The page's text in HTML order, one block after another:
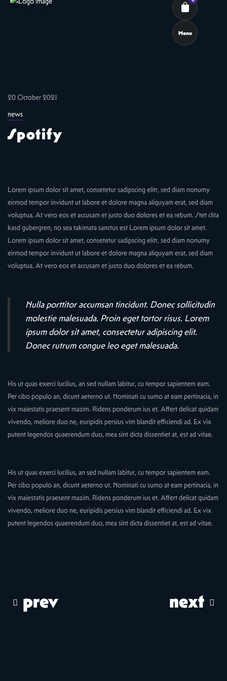
Menu
20 October 2021
news
Spotify
Lorem ipsum dolor sit amet, consetetur sadipscing elitr, sed diam nonumy
eirmod tempor invidunt ut labore et dolore magna aliquyam erat, sed diam
voluptua. At vero eos et accusam et justo duo dolores et ea rebum. Stet clita
kasd gubergren, no sea takimata sanctus est Lorem ipsum dolor sit amet.
Lorem ipsum dolor sit amet, consetetur sadipscing elitr, sed diam nonumy
eirmod tempor invidunt ut labore et dolore magna aliquyam erat, sed diam
voluptua. At vero eos et accusam et justo duo dolores et ea rebum.
Nulla porttitor accumsan tincidunt. Donec sollicitudin
molestie malesuada. Proin eget tortor risus. Lorem
ipsum dolor sit amet, consectetur adipiscing elit.
Donec rutrum congue leo eget malesuada.
His ut quas exerci lucilius, an sed nullam labitur, cu tempor sapientem eam.
Per cibo populo an, dicunt aeterno ut. Nominati cu sumo at eam pertinacia, in
vix maiestatis praesent mazim. Ridens ponderum ius et. Affert delicat quidam
vivendo, meliore duo ne, euripidis persius vim blandit efficiendi ad. Ex vix
putent legendos quaerendum duo, mea sint dicta dissentiet at, est ad vitae.
His ut quas exerci lucilius, an sed nullam labitur, cu tempor sapientem eam.
Per cibo populo an, dicunt aeterno ut. Nominati cu sumo at eam pertinacia, in
vix maiestatis praesent mazim. Ridens ponderum ius et. Affert delicat quidam
vivendo, meliore duo ne, euripidis persius vim blandit efficiendi ad. Ex vix
putent legendos quaerendum duo, mea sint dicta dissentiet at, est ad vitae.
prev next